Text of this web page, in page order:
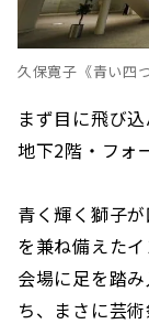
久保寛子《青い四
まず目に飛び
地下2階・フォ
青く輝く獅子
を兼ね備えたイ
会場に足を踏
ち、まさに芸